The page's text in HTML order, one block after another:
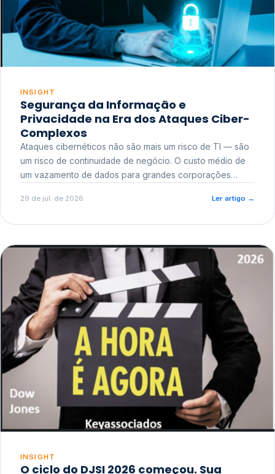
INSIGHT
Segurança da Informação e
Privacidade na Era dos Ataques Ciber-
Complexos
Ataques cibernéticos não são mais um risco de TI — são
um risco de continuidade de negócio. O custo médio de
um vazamento de dados para grandes corporações
reputacional e o risco regulatório junto a órgãos como a
29 de jul. de 2026 Ler artigo →
INSIGHT
O ciclo do DJSI 2026 começou. Sua